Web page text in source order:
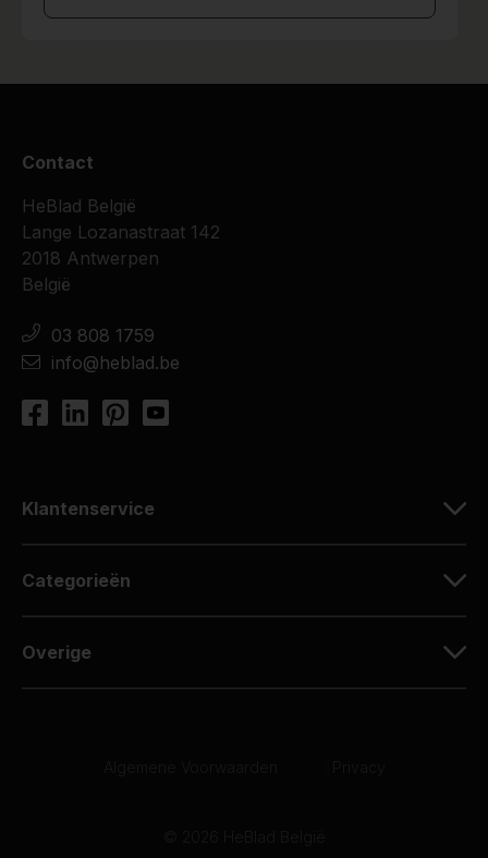
Contact
HeBlad België
Lange Lozanastraat 142
2018 Antwerpen
België
03 808 1759
info@heblad.be
Klantenservice
Categorieën
Overige